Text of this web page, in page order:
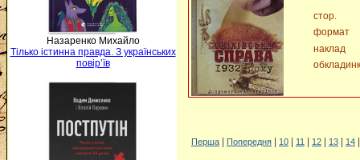
Назаренко Михайло
Тілько істинна правда. З українських
повір’їв
стор.
формат
наклад
Перша Попередня 10 11 12 13 14